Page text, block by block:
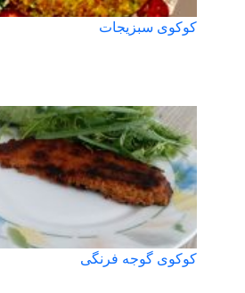
کوکوی سبزیجات
کوکوی گوجه فرنگی